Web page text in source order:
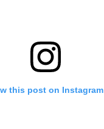
this post on Instagram